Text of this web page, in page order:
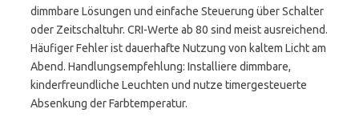
dimmbare Lösungen und einfache Steuerung über Schalter
oder Zeitschaltuhr. CRI-Werte ab 80 sind meist ausreichend.
Häufiger Fehler ist dauerhafte Nutzung von kaltem Licht am
Abend. Handlungsempfehlung: Installiere dimmbare,
kinderfreundliche Leuchten und nutze timergesteuerte
Absenkung der Farbtemperatur.